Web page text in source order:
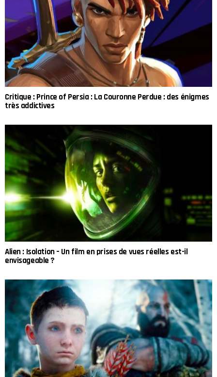
Critique : Prince of Persia : La Couronne Perdue : des énigmes
très addictives
Alien : Isolation – Un film en prises de vues réelles est-il
envisageable ?